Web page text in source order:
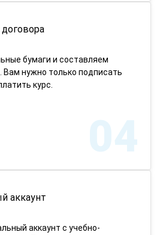
бумаги и составляем
Вам нужно только подписать
курс.
04
аккаунт
аккаунт с учебно-